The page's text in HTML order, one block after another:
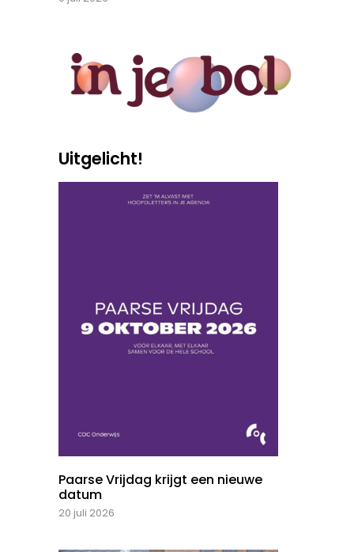
Uitgelicht!
Paarse Vrijdag krijgt een nieuwe
datum
20 juli 2026